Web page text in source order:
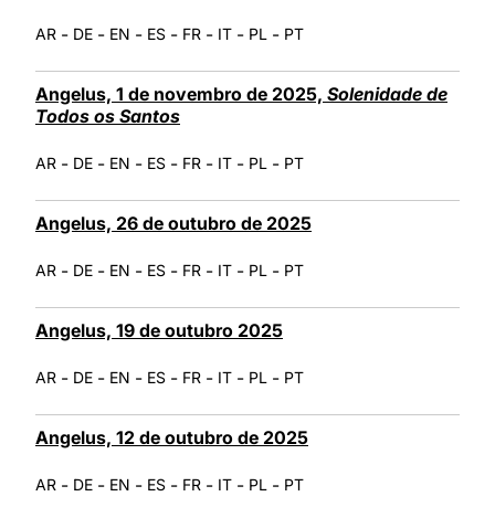
AR - DE - EN - ES - FR - IT - PL - PT
Angelus, 1 de novembro de 2025, Solenidade de
Todos os Santos
AR - DE - EN - ES - FR - IT - PL - PT
Angelus, 26 de outubro de 2025
AR - DE - EN - ES - FR - IT - PL - PT
Angelus, 19 de outubro 2025
AR - DE - EN - ES - FR - IT - PL - PT
Angelus, 12 de outubro de 2025
AR - DE - EN - ES - FR - IT - PL - PT